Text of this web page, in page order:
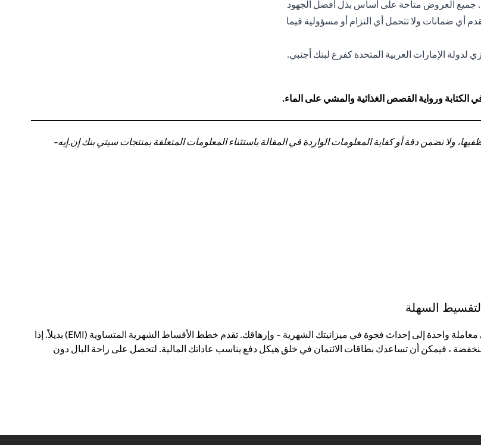
. جميع العروض متاحة على أساس بذل أفضل الجهود
أي ضمانات ولا تتحمل أي التزام أو مسؤولية فيما
الإمارات العربية المتحدة كفرع لبنك أجنبي.
الكتابة ورواية القصص الغذائية والمشي على الماء.
ولا نضمن دقة أو كفاية المعلومات الواردة في المقالة باستثناء المعلومات المتعلقة بمنتجات سيتي بنك إن.إيه-
السهلة
يمكن أن يؤدي الدفع مقابل عمليات شراء كبيرة في معاملة واحدة إلى إحداث فجوة في ميزانيتك الشهرية - وإرهاقك. تقدم خطط الأقساط الشهرية المتساوية (EMI) بديلاً. إذا
، فيمكن أن تساعدك بطاقات الائتمان في خلق هيكل دفع يناسب عاداتك المالية. لتحصل على راحة البال دون